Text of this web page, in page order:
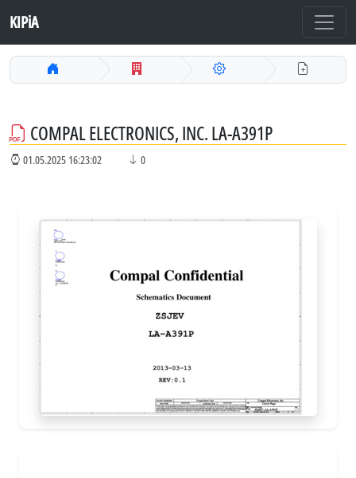
KIPiA
COMPAL ELECTRONICS, INC. LA-A391P
01.05.2025 16:23:02 0